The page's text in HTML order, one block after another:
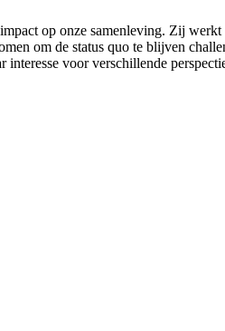
op onze samenleving. Zij
om de status quo te blijven
voor verschillende